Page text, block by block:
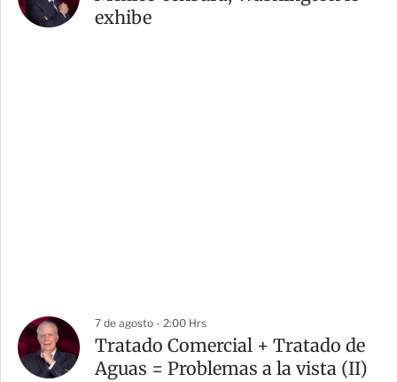
exhibe
7 de agosto - 2:00 Hrs
Tratado Comercial + Tratado de
Aguas = Problemas a la vista (II)